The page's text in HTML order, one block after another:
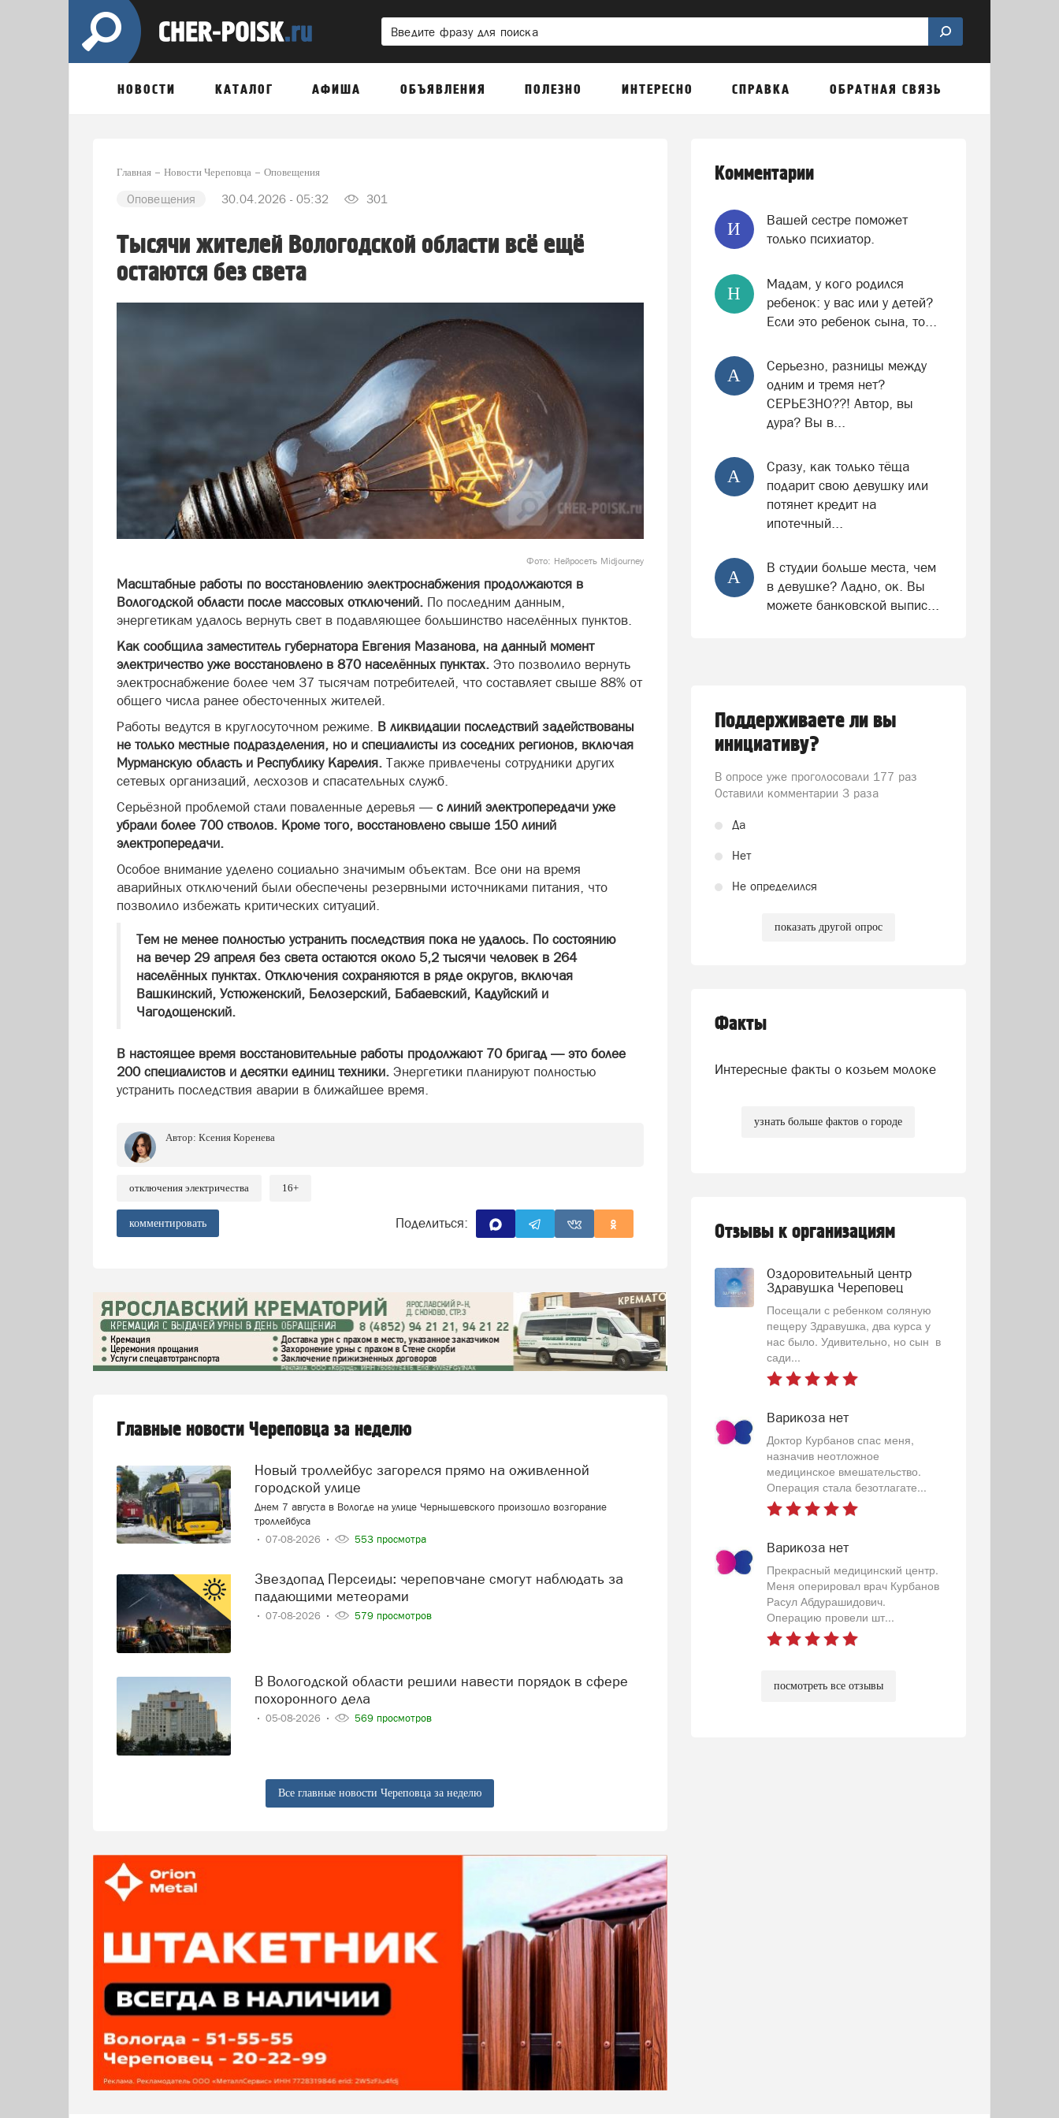
НОВОСТИ КАТАЛОГ АФИША ОБЪЯВЛЕНИЯ ПОЛЕЗНО ИНТЕРЕСНО СПРАВКА ОБРАТНАЯ СВЯЗЬ
Главная Новости Череповца Оповещения
Оповещения 30.04.2026 - 05:32 301
Тысячи жителей Вологодской области всё ещё
остаются без света
Фото: Нейросеть Midjourney
Масштабные работы по восстановлению электроснабжения продолжаются в
Вологодской области после массовых отключений. По последним данным,
энергетикам удалось вернуть свет в подавляющее большинство населённых пунктов.
Как сообщила заместитель губернатора Евгения Мазанова, на данный момент
электричество уже восстановлено в 870 населённых пунктах. Это позволило вернуть
электроснабжение более чем 37 тысячам потребителей, что составляет свыше 88% от
общего числа ранее обесточенных жителей.
Работы ведутся в круглосуточном режиме. В ликвидации последствий задействованы
не только местные подразделения, но и специалисты из соседних регионов, включая
Мурманскую область и Республику Карелия. Также привлечены сотрудники других
сетевых организаций, лесхозов и спасательных служб.
Серьёзной проблемой стали поваленные деревья — с линий электропередачи уже
убрали более 700 стволов. Кроме того, восстановлено свыше 150 линий
электропередачи.
Особое внимание уделено социально значимым объектам. Все они на время
аварийных отключений были обеспечены резервными источниками питания, что
позволило избежать критических ситуаций.
Тем не менее полностью устранить последствия пока не удалось. По состоянию
на вечер 29 апреля без света остаются около 5,2 тысячи человек в 264
населённых пунктах. Отключения сохраняются в ряде округов, включая
Вашкинский, Устюженский, Белозерский, Бабаевский, Кадуйский и
Чагодощенский.
В настоящее время восстановительные работы продолжают 70 бригад — это более
200 специалистов и десятки единиц техники. Энергетики планируют полностью
устранить последствия аварии в ближайшее время.
Автор: Ксения Коренева
отключения электричества 16+
комментировать Поделиться:
Главные новости Череповца за неделю
Новый троллейбус загорелся прямо на оживленной
городской улице
Днем 7 августа в Вологде на улице Чернышевского произошло возгорание
троллейбуса
07-08-2026
553 просмотра
Звездопад Персеиды: череповчане смогут наблюдать за
падающими метеорами
07-08-2026 579 просмотров
В Вологодской области решили навести порядок в сфере
похоронного дела
05-08-2026 569 просмотров
Все главные новости Череповца за неделю
Комментарии
И
Вашей сестре поможет
только психиатор.
Н
Мадам, у кого родился
ребенок: у вас или у детей?
Если это ребенок сына, то...
А
Серьезно, разницы между
одним и тремя нет?
СЕРЬЕЗНО??! Автор, вы
дура? Вы в...
А
Сразу, как только тёща
подарит свою девушку или
потянет кредит на
ипотечный...
А
В студии больше места, чем
в девушке? Ладно, ок. Вы
можете банковской выпис...
Поддерживаете ли вы
инициативу?
В опросе уже проголосовали 177 раз
Оставили комментарии 3 раза
Да
Нет
Не определился
показать другой опрос
Факты
Интересные факты о козьем молоке
узнать больше фактов о городе
Отзывы к организациям
Оздоровительный центр
Здравушка Череповец
Посещали с ребенком соляную
пещеру Здравушка, два курса у
нас было. Удивительно, но сын в
сади...
Варикоза нет
Доктор Курбанов спас меня,
назначив неотложное
медицинское вмешательство.
Операция стала безотлагате...
Варикоза нет
Прекрасный медицинский центр.
Меня оперировал врач Курбанов
Расул Абдурашидович.
Операцию провели шт...
посмотреть все отзывы